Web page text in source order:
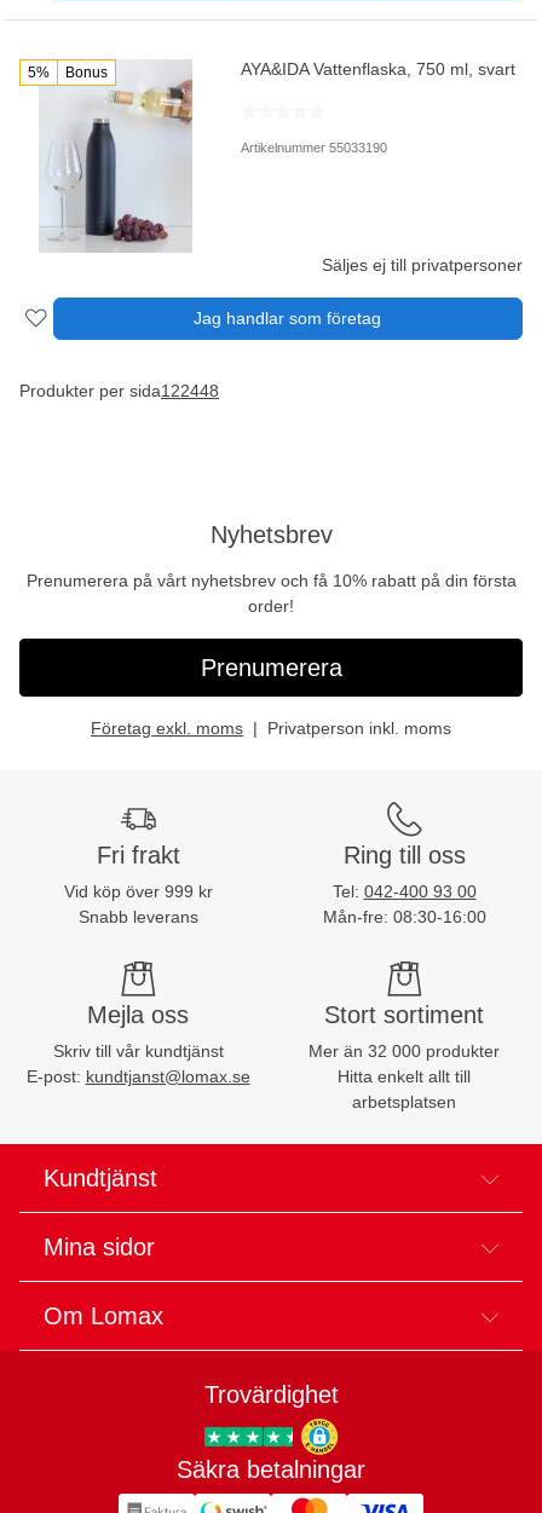
5% Bonus AYA&IDA Vattenflaska, 750 ml, svart
Artikelnummer 55033190
Säljes ej till privatpersoner
Jag handlar som företag
Produkter per sida122448
Nyhetsbrev
Prenumerera på vårt nyhetsbrev och få 10% rabatt på din första
order!
Prenumerera
Företag exkl. moms Privatperson inkl. moms
Fri frakt
Vid köp över 999 kr
Snabb leverans
Ring till oss
Tel: 042-400 93 00
Mån-fre: 08:30-16:00
Mejla oss
Skriv till vår kundtjänst
E-post: kundtjanst@lomax.se
Stort sortiment
Mer än 32 000 produkter
Hitta enkelt allt till
arbetsplatsen
Kundtjänst
Mina sidor
Om Lomax
Trovärdighet
Trygg E-handel
Säkra betalningar